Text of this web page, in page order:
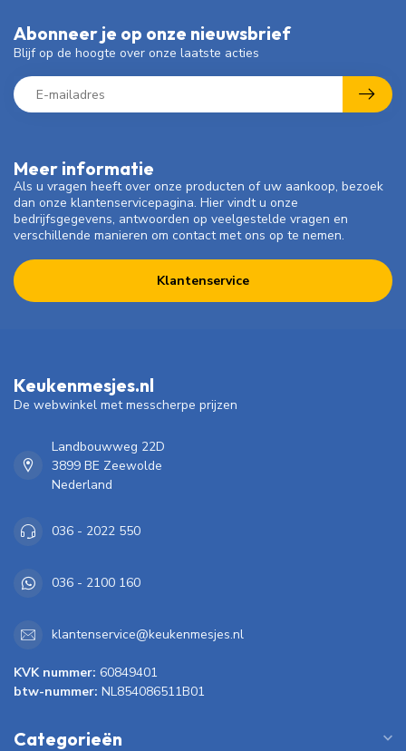
Meer informatie
Als u vragen heeft over onze producten of uw aankoop, bezoek
dan onze klantenservicepagina. Hier vindt u onze
bedrijfsgegevens, antwoorden op veelgestelde vragen en
verschillende manieren om contact met ons op te nemen.
Klantenservice
Abonneer je op onze nieuwsbrief
Blijf op de hoogte over onze laatste acties
Keukenmesjes.nl
De webwinkel met messcherpe prijzen
Landbouwweg 22D
3899 BE Zeewolde
Nederland
036 - 2022 550
036 - 2100 160
klantenservice@keukenmesjes.nl
KVK nummer: 60849401
btw-nummer: NL854086511B01
Categorieën